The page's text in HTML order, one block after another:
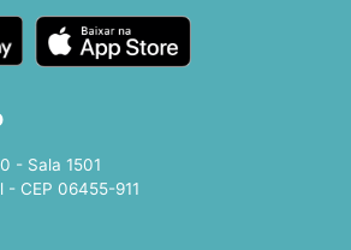
- Sala 1501
- CEP 06455-911